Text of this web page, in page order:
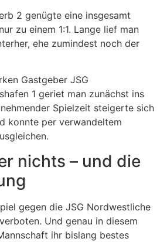
2 genügte eine insgesamt
zu einem 1:1. Lange lief man
ehe zumindest noch der
Gastgeber JSG
1 geriet man zunächst ins
Spielzeit steigerte sich
konnte per verwandeltem
nichts – und die
gegen die JSG Nordwestliche
Und genau in diesem
ihr bislang bestes